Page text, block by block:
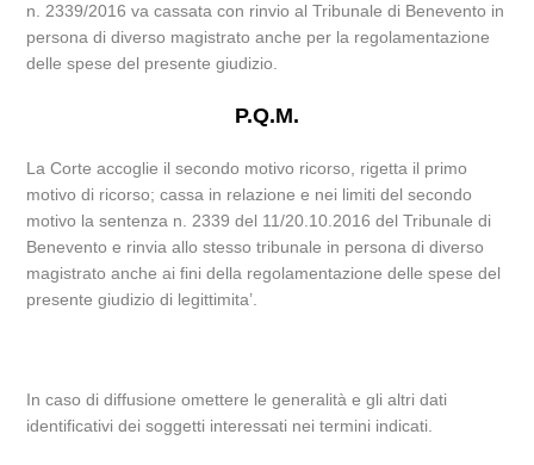
n. 2339/2016 va cassata con rinvio al Tribunale di Benevento in
persona di diverso magistrato anche per la regolamentazione
delle spese del presente giudizio.
P.Q.M.
La Corte accoglie il secondo motivo ricorso, rigetta il primo
motivo di ricorso; cassa in relazione e nei limiti del secondo
motivo la sentenza n. 2339 del 11/20.10.2016 del Tribunale di
Benevento e rinvia allo stesso tribunale in persona di diverso
magistrato anche ai fini della regolamentazione delle spese del
presente giudizio di legittimita’.
In caso di diffusione omettere le generalità e gli altri dati
identificativi dei soggetti interessati nei termini indicati.